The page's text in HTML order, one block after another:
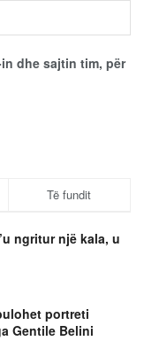
dhe sajtin tim, për
Të fundit
ngritur një kala, u
portreti
Gentile Belini